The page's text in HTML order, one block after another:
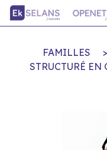
FAMILLES >
STRUCTURÉ EN